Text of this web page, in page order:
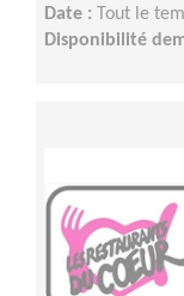
Date : Tout le
Disponibilité